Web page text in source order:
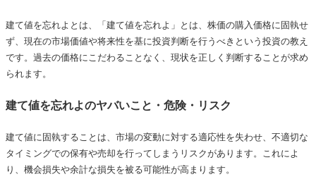
建て値を忘れよとは、「建て値を忘れよ」とは、株価の購入価格に固執せ
ず、現在の市場価値や将来性を基に投資判断を行うべきという投資の教え
です。過去の価格にこだわることなく、現状を正しく判断することが求め
られます。
建て値を忘れよのヤバいこと・危険・リスク
建て値に固執することは、市場の変動に対する適応性を失わせ、不適切な
タイミングでの保有や売却を行ってしまうリスクがあります。これによ
り、機会損失や余計な損失を被る可能性が高まります。